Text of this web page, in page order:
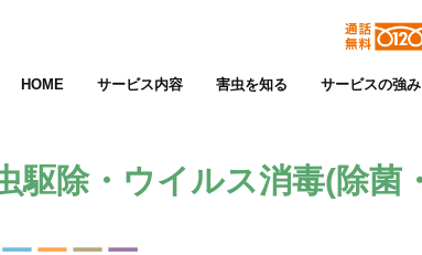
HOME サービス内容 害虫を知る サービスの強み
駆除・ウイルス消毒(除菌